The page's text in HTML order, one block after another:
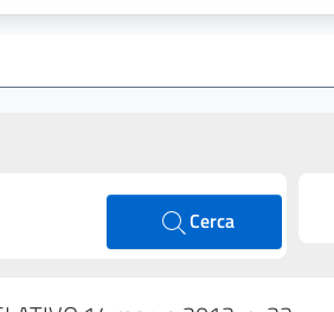
Cerca